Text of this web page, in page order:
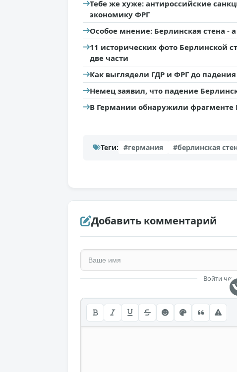
Тебе же хуже: антироссийские
экономику ФРГ
Особое мнение: Берлинская стена -
11 исторических фото Берлинской
две части
Как выглядели ГДР и ФРГ до
Немец заявил, что падение
В Германии обнаружили фрагменте
Теги: #германия #берлинская
Добавить комментарий
Войти